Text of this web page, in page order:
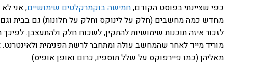
כפי שציינתי בפוסט הקודם,חמישה בוקמרקלטים שימושיים, אני
מחדש כמה מחשבים (חלק על לינוקס וחלק על חלונות) גם בבית וגם
לזכור איזה תוכנות שימושיות להתקין, לשכוח חלק ולהתעצבן.
מוריד מייד לאחר שהמחשב עולה ומתחבר לרשת הפנימית ולאינטרנט.
מאליהן (כמו פיירפוקס על שלל תוספיו, כרום ואופן אופיס).